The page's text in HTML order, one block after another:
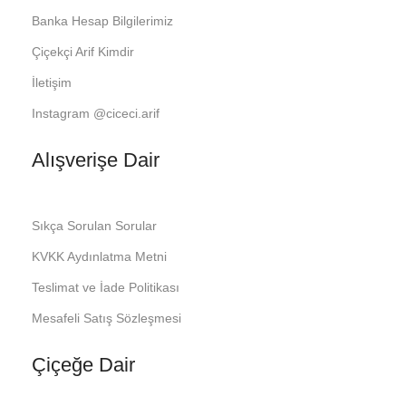
Banka Hesap Bilgilerimiz
Çiçekçi Arif Kimdir
İletişim
Instagram @ciceci.arif
Alışverişe Dair
Sıkça Sorulan Sorular
KVKK Aydınlatma Metni
Teslimat ve İade Politikası
Mesafeli Satış Sözleşmesi
Çiçeğe Dair